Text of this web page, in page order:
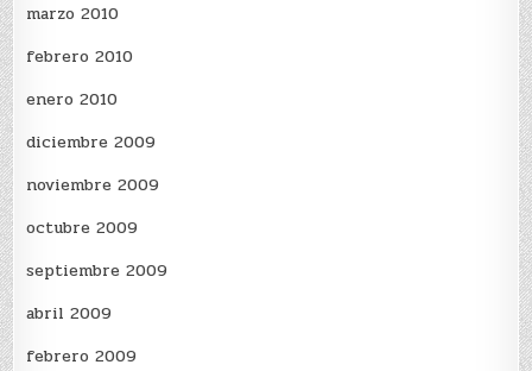
marzo 2010
febrero 2010
enero 2010
diciembre 2009
noviembre 2009
octubre 2009
septiembre 2009
abril 2009
febrero 2009